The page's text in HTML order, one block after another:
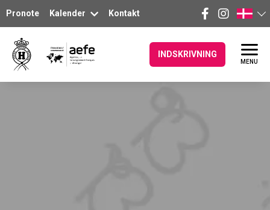
Pronote Kalender Kontakt
INDSKRIVNING
MENU